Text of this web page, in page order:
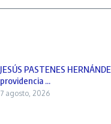
JESÚS PASTENES
providencia ...
7 agosto, 2026